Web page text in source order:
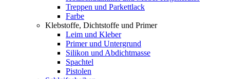
Treppen und Parkettlack
Farbe
Klebstoffe, Dichtstoffe und Primer
Leim und Kleber
Primer und Untergrund
Silikon und Abdichtmasse
Spachtel
Pistolen